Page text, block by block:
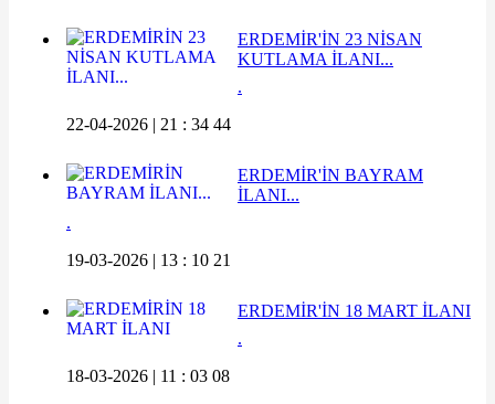
ERDEMİR'İN 23 NİSAN
KUTLAMA İLANI...
.
22-04-2026 | 21 : 34 44
ERDEMİR'İN BAYRAM
İLANI...
.
19-03-2026 | 13 : 10 21
ERDEMİR'İN 18 MART İLANI
.
18-03-2026 | 11 : 03 08